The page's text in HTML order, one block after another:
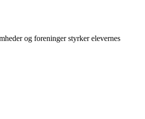
og foreninger styrker elevernes